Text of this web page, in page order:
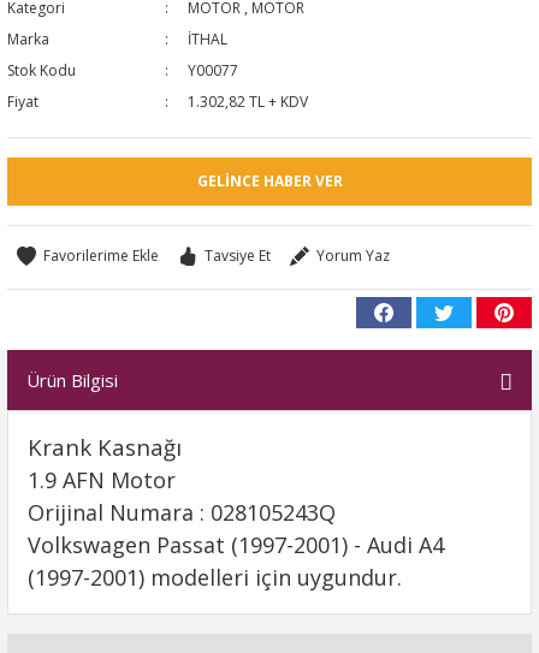
Kategori MOTOR , MOTOR
Marka
İTHAL
Stok Kodu
Y00077
Fiyat
1.302,82 TL + KDV
GELINCE HABER VER
Tavsiye Et Yorum Yaz
Ürün Bilgisi
Krank Kasnağı
1.9 AFN Motor
Orijinal Numara : 028105243Q
Volkswagen Passat (1997-2001) - Audi A4
(1997-2001) modelleri için uygundur.